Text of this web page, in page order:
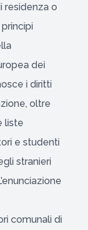
residenza o
dei
i diritti
oltre
liste
e studenti
stranieri
comunali di